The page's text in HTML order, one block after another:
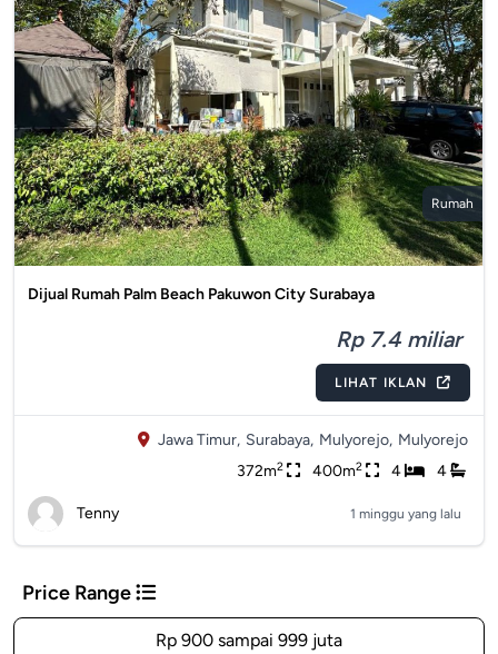
Rumah
Dijual Rumah Palm Beach Pakuwon City Surabaya
Rp 7.4 miliar
LIHAT IKLAN
Jawa Timur, Surabaya, Mulyorejo, Mulyorejo
372m2 400m2 4 4
Tenny 1 minggu yang lalu
Price Range
Rp 900 sampai 999 juta